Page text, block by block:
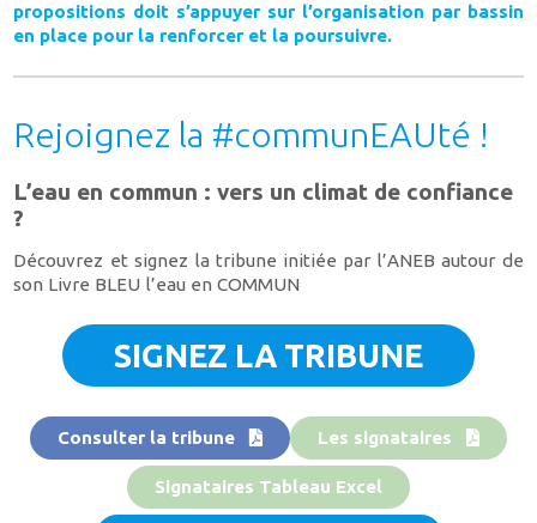
propositions doit s’appuyer sur l’organisation par bassin
en place pour la renforcer et la poursuivre.
Rejoignez la #communEAUté !
L’eau en commun : vers un climat de confiance
?
Découvrez et signez la tribune initiée par l’ANEB autour de
son Livre BLEU l’eau en COMMUN
SIGNEZ LA TRIBUNE
Consulter la tribune Les signataires
Signataires Tableau Excel